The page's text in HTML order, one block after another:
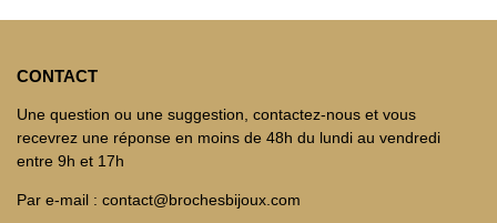
CONTACT
Une question ou une suggestion, contactez-nous et vous
recevrez une réponse en moins de 48h du lundi au vendredi
entre 9h et 17h
Par e-mail : contact@brochesbijoux.com